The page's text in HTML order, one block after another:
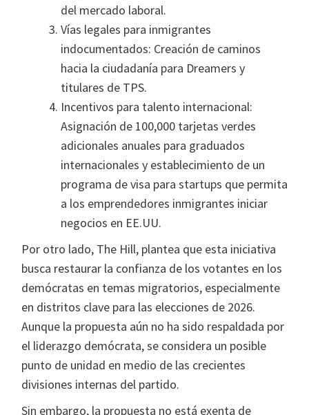
del mercado laboral.
Vías legales para inmigrantes
indocumentados: Creación de caminos
hacia la ciudadanía para Dreamers y
titulares de TPS.
Incentivos para talento internacional:
Asignación de 100,000 tarjetas verdes
adicionales anuales para graduados
internacionales y establecimiento de un
programa de visa para startups que permita
a los emprendedores inmigrantes iniciar
negocios en EE.UU.
Por otro lado, The Hill, plantea que esta iniciativa
busca restaurar la confianza de los votantes en los
demócratas en temas migratorios, especialmente
en distritos clave para las elecciones de 2026.
Aunque la propuesta aún no ha sido respaldada por
el liderazgo demócrata, se considera un posible
punto de unidad en medio de las crecientes
divisiones internas del partido.
Sin embargo, la propuesta no está exenta de